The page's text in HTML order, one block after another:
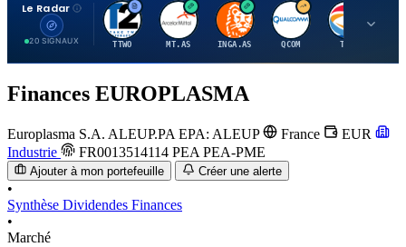
Le Radar
20 SIGNAUX
T
TTWO
A
MT.AS
I
INGA.AS
Q
QCOM
T
TTE
Finances EUROPLASMA
Europlasma S.A. ALEUP.PA EPA: ALEUP France
EUR
Industrie
FR0013514114 PEA PEA-PME
Ajouter à mon portefeuille Créer une alerte
•
Synthèse Dividendes Finances
•
Marché